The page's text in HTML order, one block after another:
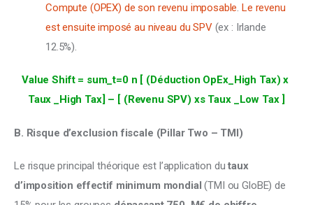
Compute (OPEX) de son revenu imposable.Le revenu
est ensuite imposé au niveau du SPV(ex : Irlande
12.5%).
Value Shift = sum_t=0 n [ (Déduction OpEx_High Tax) x
Taux _High Tax] – [ (Revenu SPV) xs Taux _Low Tax ]
B. Risque d’exclusion fiscale (Pillar Two – TMI)
Le risque principal théorique est l’application du taux
d’imposition effectif minimum mondial (TMI ou GloBE) de